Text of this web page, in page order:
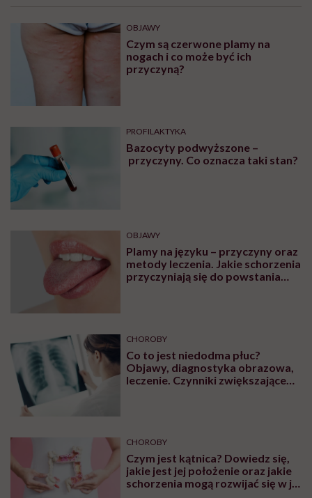
OBJAWY
Czym są czerwone plamy na
nogach i co może być ich
przyczyną?
PROFILAKTYKA
Bazocyty podwyższone –
przyczyny. Co oznacza taki stan?
OBJAWY
Plamy na języku – przyczyny oraz
metody leczenia. Jakie schorzenia
przyczyniają się do powstania
CHOROBY
Co to jest niedodma płuc?
Objawy, diagnostyka obrazowa,
leczenie. Czynniki zwiększające
CHOROBY
Czym jest kątnica? Dowiedz się,
jakie jest jej położenie oraz jakie
schorzenia mogą rozwijać się w jej